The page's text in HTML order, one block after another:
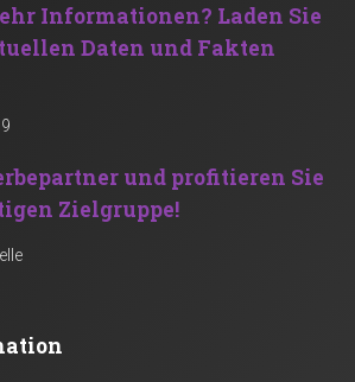
Informationen? Laden Sie
Daten und Fakten
und profitieren Sie
Zielgruppe!